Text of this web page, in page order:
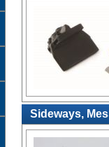
Sideways,